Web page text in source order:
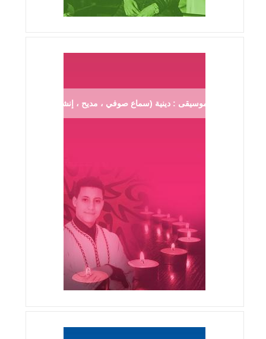
موسيقى : دينية (سماع صوفي ، مديح ، إنشاد ...)